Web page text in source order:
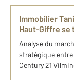
Immobilier
Haut-Giffre se
Analyse du
stratégique
Century 21